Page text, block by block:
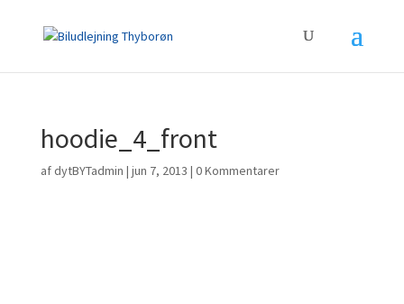
hoodie_4_front
afdytBYTadmin | jun 7, 2013 | 0 Kommentarer